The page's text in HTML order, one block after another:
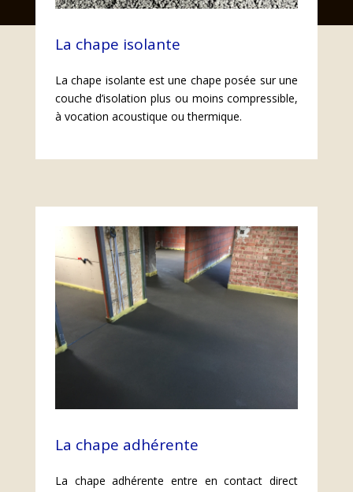
La chape isolante
La chape isolante est une chape posée sur une
couche d’isolation plus ou moins compressible,
à vocation acoustique ou thermique.
L'isolante
En savoir plus
La chape adhérente
La chape adhérente entre en contact direct
L'adhérente